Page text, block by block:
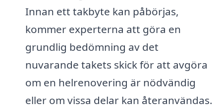
Innan ett takbyte kan påbörjas,
kommer experterna att göra en
grundlig bedömning av det
nuvarande takets skick för att avgöra
om en helrenovering är nödvändig
eller om vissa delar kan återanvändas.